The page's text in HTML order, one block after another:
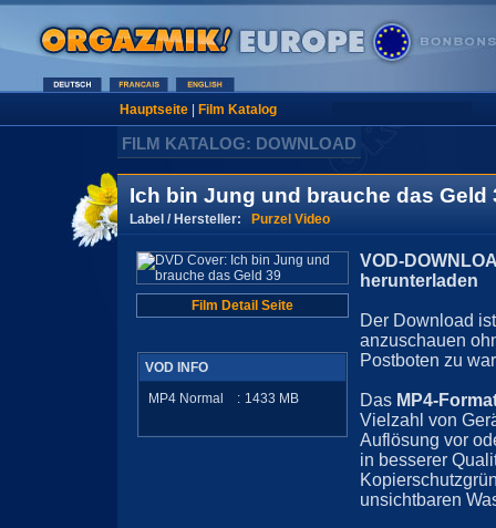
Hauptseite| Film Katalog
FILM KATALOG: DOWNLOAD
Ich bin Jung und brauche das Geld
Label / Hersteller: Purzel Video
Film Detail Seite
VOD INFO
MP4 Normal
: 1433 MB
VOD-
herunterladen
Der Download
anzuschauen
Postboten zu
Das MP4-
Vielzahl von
Auflösung vor
in besserer
unsichtbaren